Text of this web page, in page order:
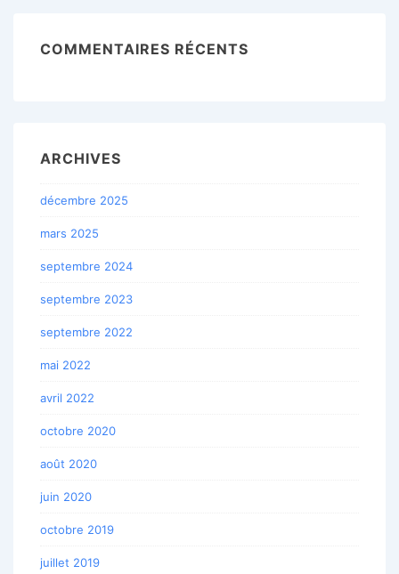
COMMENTAIRES RÉCENTS
ARCHIVES
décembre 2025
mars 2025
septembre 2024
septembre 2023
septembre 2022
mai 2022
avril 2022
octobre 2020
août 2020
juin 2020
octobre 2019
juillet 2019